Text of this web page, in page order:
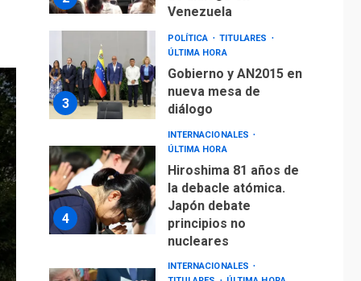
nueva mesa de
INTERNACIONALES
ÚLTIMA HORA
Hiroshima 81 años de
la debacle atómica.
principios no
INTERNACIONALES
TITULARES
ÚLTIMA HORA
Trump vuelve intenta
nuevamente limitar
nacimiento